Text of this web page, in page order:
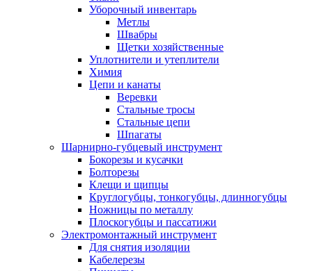
Уборочный инвентарь
Метлы
Швабры
Щетки хозяйственные
Уплотнители и утеплители
Химия
Цепи и канаты
Веревки
Стальные тросы
Стальные цепи
Шпагаты
Шарнирно-губцевый инструмент
Бокорезы и кусачки
Болторезы
Клещи и щипцы
Круглогубцы, тонкогубцы, длинногубцы
Ножницы по металлу
Плоскогубцы и пассатижи
Электромонтажный инструмент
Для снятия изоляции
Кабелерезы